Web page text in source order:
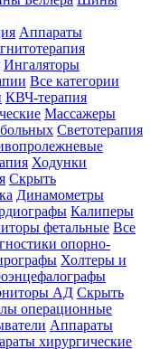
Аппараты
Ингаляторы
Все категории
КВЧ-терапия
Массажеры
Светотерапия
Ходунки
Скрыть
Динамометры
Калиперы
фетальные Все
опорно-
Холтеры и
АД Скрыть
операционные
Аппараты
хирургические